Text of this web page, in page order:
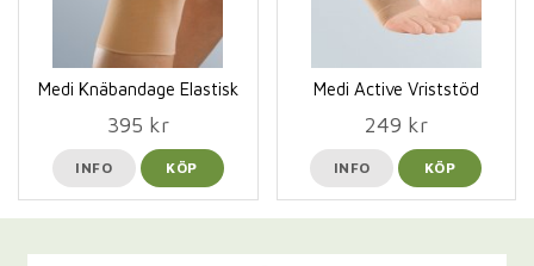
Medi Knäbandage Elastisk
395 kr
INFO KÖP
Medi Active Vriststöd
249 kr
INFO KÖP